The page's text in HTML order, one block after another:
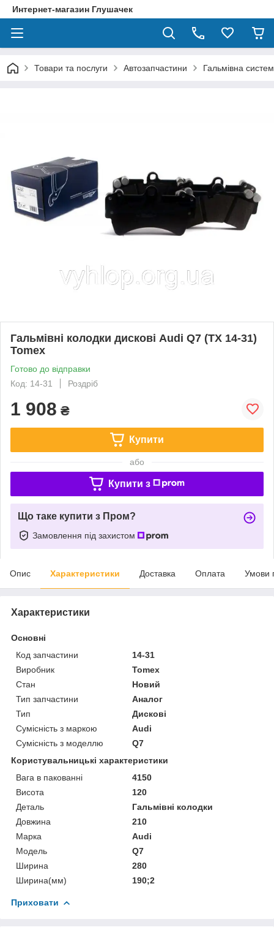
Интернет-магазин Глушачек
Товари та послуги Автозапчастини Гальмівна
Гальмівні колодки дискові Audi Q7 (TX 14-31)
Tomex
Готово до відправки
Код: 14-31
Роздріб
1 908 ₴
Купити
або
Купити з
Що таке купити з Пром?
Замовлення під захистом
Опис Характеристики Доставка Оплата Умови
Характеристики
Основні
Код запчастини
14-31
Виробник
Tomex
Стан
Новий
Тип запчастини
Аналог
Тип
Дискові
Сумісність з маркою
Audi
Сумісність з моделлю
Q7
Користувальницькі характеристики
Вага в пакованні
4150
Висота
120
Деталь
Гальмівні колодки
Довжина
210
Марка
Audi
Мoдель
Q7
Ширина
280
Ширина(мм)
190;2
Приховати